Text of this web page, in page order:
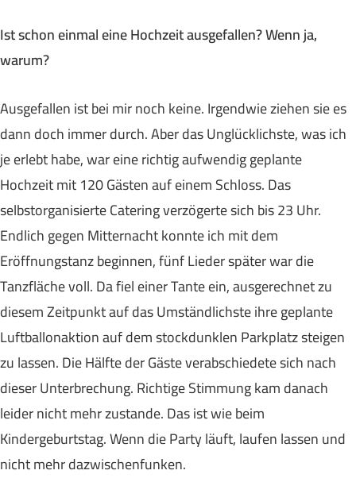
Ist schon einmal eine Hochzeit ausgefallen? Wenn ja,
warum?
Ausgefallen ist bei mir noch keine. Irgendwie ziehen sie es
dann doch immer durch. Aber das Unglücklichste, was ich
je erlebt habe, war eine richtig aufwendig geplante
Hochzeit mit 120 Gästen auf einem Schloss. Das
selbstorganisierte Catering verzögerte sich bis 23 Uhr.
Endlich gegen Mitternacht konnte ich mit dem
Eröffnungstanz beginnen, fünf Lieder später war die
Tanzfläche voll. Da fiel einer Tante ein, ausgerechnet zu
diesem Zeitpunkt auf das Umständlichste ihre geplante
Luftballonaktion auf dem stockdunklen Parkplatz steigen
zu lassen. Die Hälfte der Gäste verabschiedete sich nach
dieser Unterbrechung. Richtige Stimmung kam danach
leider nicht mehr zustande. Das ist wie beim
Kindergeburtstag. Wenn die Party läuft, laufen lassen und
nicht mehr dazwischenfunken.